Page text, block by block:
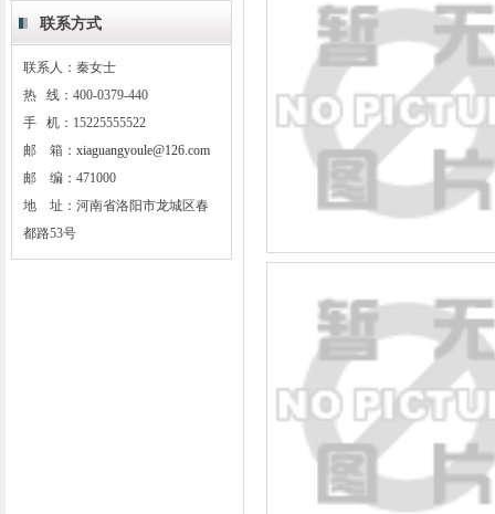
联系方式
联系人：秦女士
热 线：400-0379-440
手 机：15225555522
邮 箱： xiaguangyoule@126.com
邮 编：471000
地 址：河南省洛阳市龙城区春
都路53号